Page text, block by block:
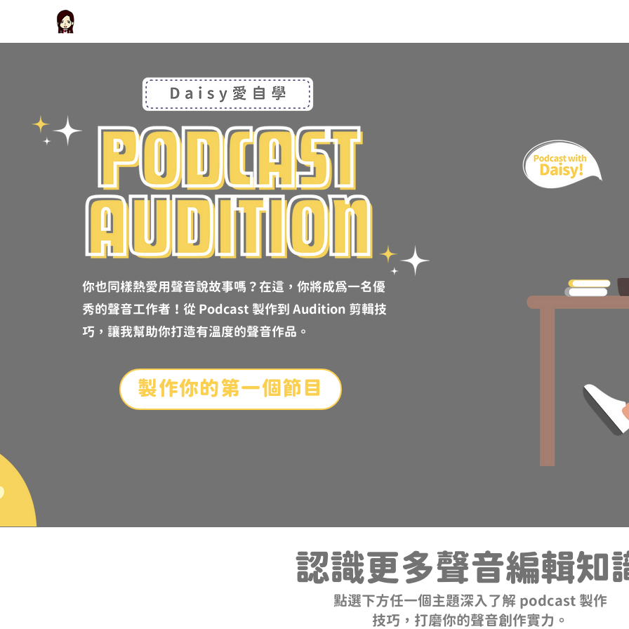
你也同樣熱愛用聲音說故事嗎？在這，你將成為一名優
秀的聲音工作者！從 Podcast 製作到 Audition 剪輯技
巧，讓我幫助你打造有溫度的聲音作品。
製作你的第一個節目
認識更多聲音編輯知
點選下方任一個主題深入了解 podcast 製作
技巧，打磨你的聲音創作實力。